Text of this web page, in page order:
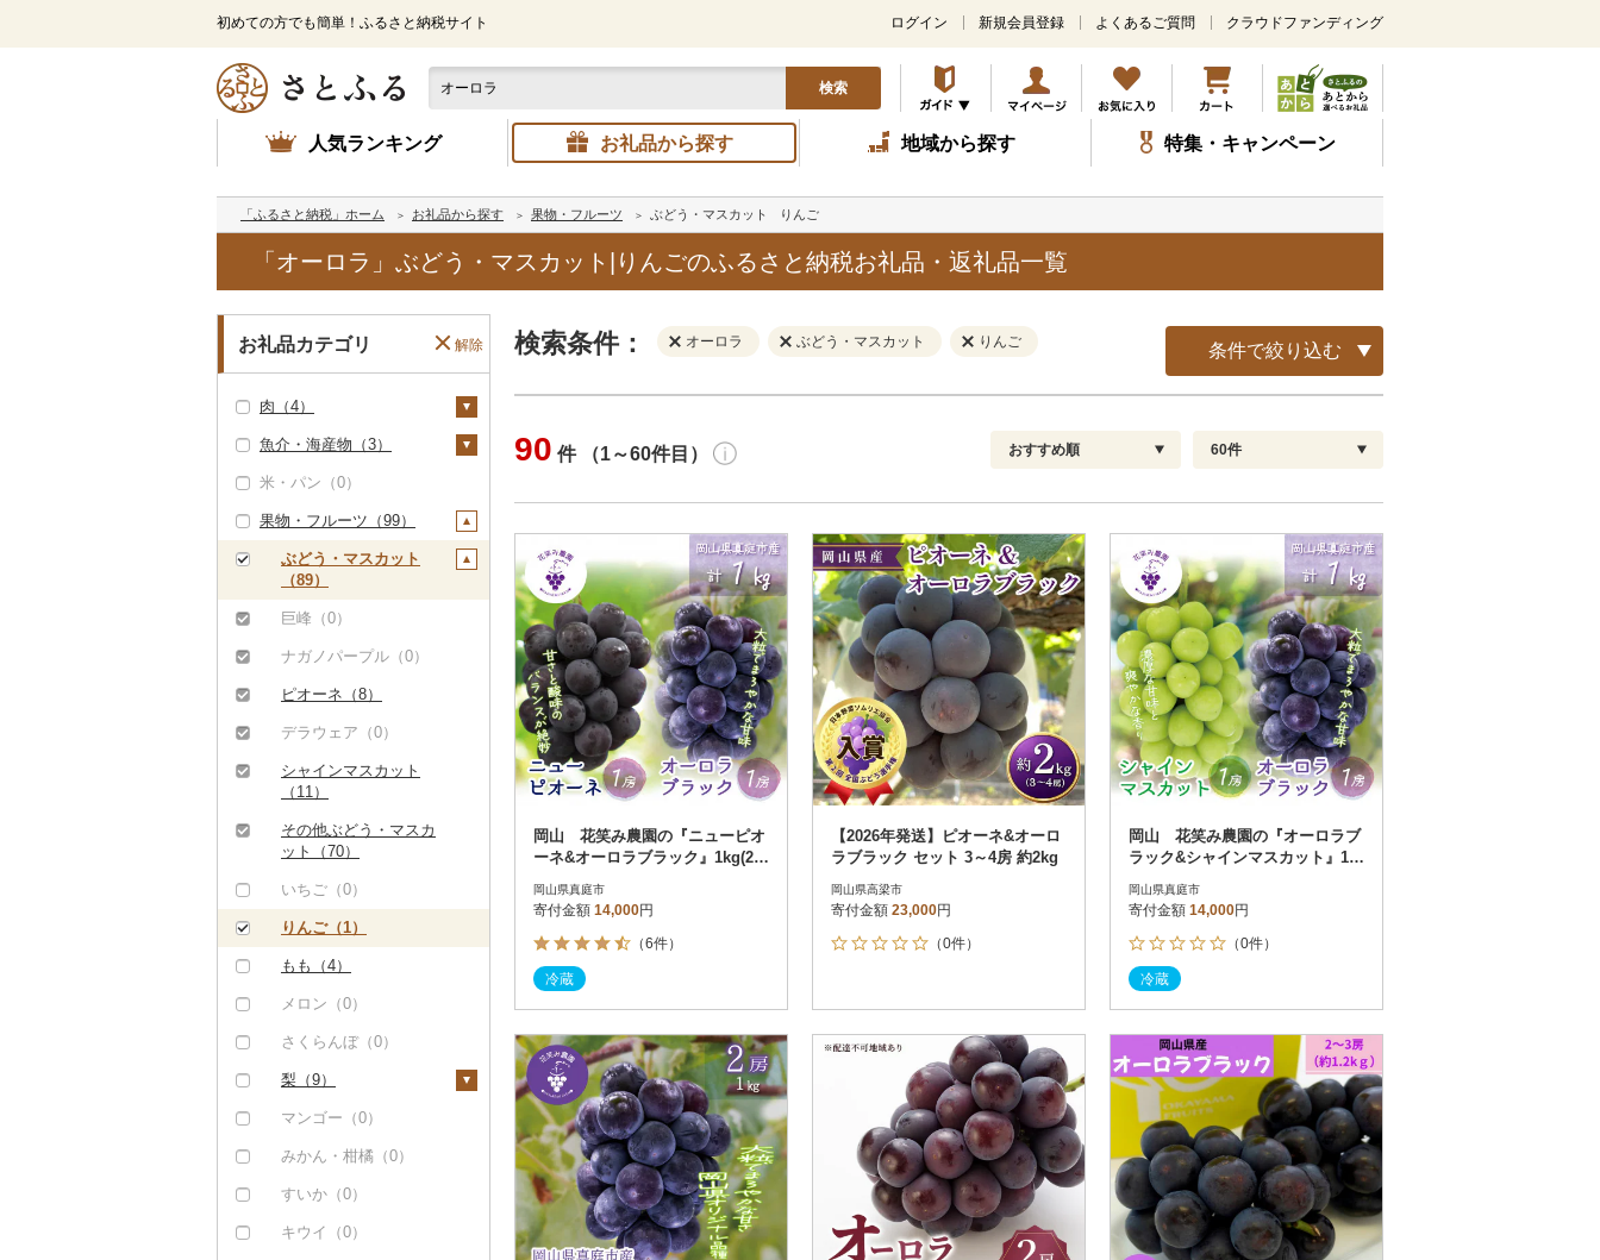
初めての方でも簡単！ふるさと納税サイト
メ
ン
コ
ン
テ
ツ
ッ
ログイン 新規会員登録 よくあるご質問 クラウドファンディング
検索
人気ランキング お礼品から探す 地域から探す 特集・キャンペーン
「ふるさと納税」ホーム お礼品から探す 果物・フルーツ ぶどう・マスカット りんご
「オーロラ」ぶどう・マスカット|りんごのふるさと納税お礼品・返礼品一覧
お礼品カテゴリ 解除
肉（4）
牛肉（精肉）（0）
牛肉（加工品）（4）
ハンバーグ（4）
もつ鍋（0）
ローストビーフ（0）
（0）
その他牛肉（加工品）
豚肉（精肉）（0）
豚肉（加工品）（4）
ハンバーグ（4）
ー（0）
ベーコン・サラミ
（0）
その他豚肉（加工品）
（1）
鶏肉（0）
スカン）（0）
鴨肉（0）
その他肉・加工品
魚介・海産物（3）
カニ（0）
エビ（0）
いくら（0）
うに（0）
鮮魚（0）
イカ・タコ（0）
海苔・海藻（0）
干物（0）
その他魚介・加工品
（3）
しらす・ちりめん
（0）
その他魚介・加工品
米・パン（0）
果物・フルーツ（99）
ぶどう・マスカット
（89）
巨峰（0）
ナガノパープル（0）
ピオーネ（8）
デラウェア（0）
シャインマスカット
（11）
その他ぶどう・マスカ
ット（70）
いちご（0）
りんご（1）
もも（4）
メロン（0）
さくらんぼ（0）
梨（9）
和梨（0）
洋梨・ラフランス
マンゴー（0）
みかん・柑橘（0）
すいか（0）
キウイ（0）
検索条件： オーロラ ぶどう・マスカット りんご 条件で絞り込む
円
決済方法 解除
PayPay
クレジットカード決済
Amazon Pay
楽天ペイ
メルペイ
コンビニ支払い
ソフトバンクまとめて支払い
d払い
金融機関(Pay-easy決済)
解除
発送種別 解除
通常
冷蔵便
冷凍便
配送指定 解除
お届け日時指定可
お届け時間帯指定可
発送される月指定可
その他 解除
さとふる限定のお礼品
定期便
さとふるアプリdeワンストップ申請
対象
結果を見る（
90 件 （1～60件目） おすすめ順
新着順
レビュー件数順
レビュー評価順
寄付金額が高い順
寄付金額が低い順
60件
60
90
120
岡山 花笑み農園の『ニューピオ
ーネ&オーロラブラック』1kg(2
房) PA-1
岡山県真庭市
寄付金額 14,000円
（6件）
冷蔵
【2026年発送】ピオーネ&オーロ
ラブラック セット 3～4房 約2kg
岡山県高梁市
寄付金額 23,000円
（0件）
岡山 花笑み農園の『オーロラブ
ラック&シャインマスカット』1k
g(2房)AS
岡山県真庭市
寄付金額 14,000円
（0件）
冷蔵